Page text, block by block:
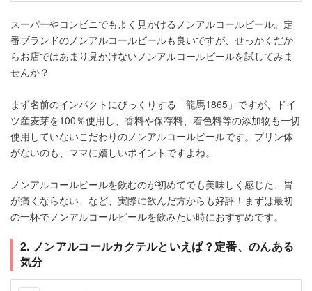
スーパーやコンビニでもよく見かけるノンアルコールビール。定
番ブランドのノンアルコールビールも良いですが、せっかくだか
らお店ではあまり見かけないノンアルコールビールを試してみま
せんか？
まず名前のインパクトにびっくりする「龍馬1865」ですが、ドイ
ツ産麦芽を100％使用し、香料や保存料、着色料等の添加物も一切
使用していないこだわりのノンアルコールビールです。プリン体
がないのも、ママに嬉しいポイントですよね。
ノンアルコールビールを飲むのが初めてでも美味しく感じた、胃
が痛くならない、など、実際に飲んだ方からも好評！まずは最初
の一杯でノンアルコールビールを飲みたい時におすすめです。
2. ノンアルコールカクテルといえば？定番、のんある
気分